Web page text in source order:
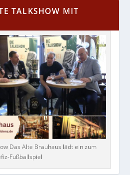
TALKSHOW MIT
Das Alte Brauhaus lädt ein zum
Fußballspiel